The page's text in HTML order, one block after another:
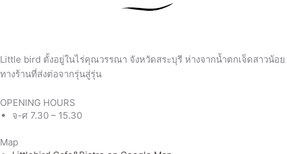
Little bird ตั้งอยู่ในไร่คุณวรรณา จังหวัดสระบุรี ห่างจากน้ำตกเจ็ดสาวน้อ
ทางร้านที่ส่งต่อจากรุ่นสู่รุ่น
OPENING HOURS
จ-ศ 7.30 – 15.30
Map